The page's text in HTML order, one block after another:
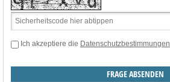
Ich akzeptiere die Datenschutzbestimmungen